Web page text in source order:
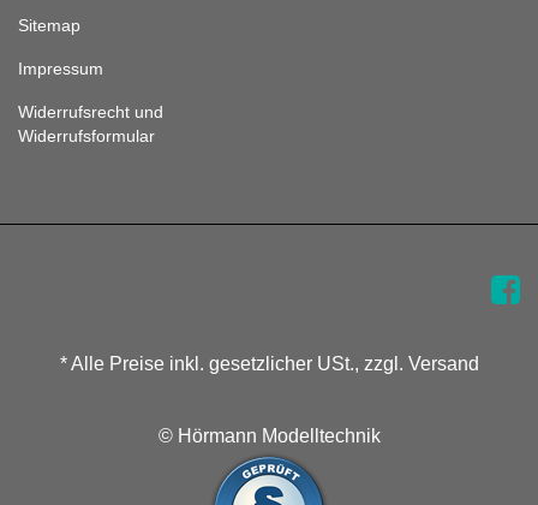
Sitemap
Impressum
Widerrufsrecht und
Widerrufsformular
* Alle Preise inkl. gesetzlicher USt., zzgl. Versand
© Hörmann Modelltechnik